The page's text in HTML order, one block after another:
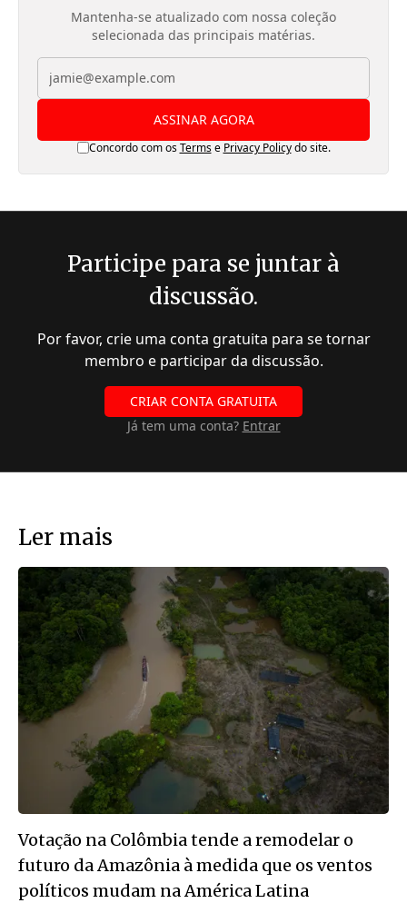
Mantenha-se atualizado com nossa coleção
selecionada das principais matérias.
ASSINAR AGORA
Concordo com osTermse Privacy Policydo site.
Participe para se juntar à
discussão.
Por favor, crie uma conta gratuita para se tornar
membro e participar da discussão.
CRIAR CONTA GRATUITA
Já tem uma conta? Entrar
Ler mais
Votação na Colômbia tende a remodelar o
futuro da Amazônia à medida que os ventos
políticos mudam na América Latina